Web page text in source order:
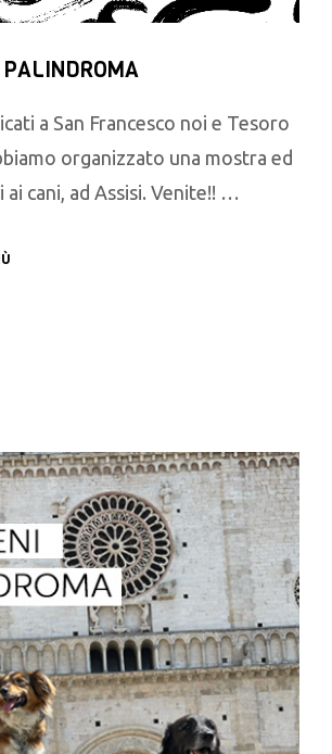
a San Francesco noi e Tesoro
organizzato una mostra ed
cani, ad Assisi. Venite!! …